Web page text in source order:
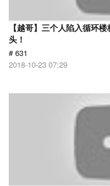
【越哥】三个人陷入循环
头！
# 631
2018-10-23 07:29